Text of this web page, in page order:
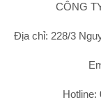
CÔNG
Địa chỉ: 228/3
Hotline: